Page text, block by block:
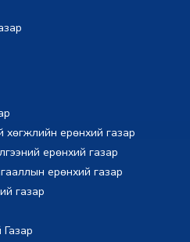
хөгжлийн ерөнхий газар
ерөнхий газар
ерөнхий газар
газар